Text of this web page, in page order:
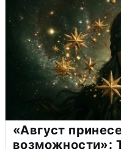
«Август
возможности»: